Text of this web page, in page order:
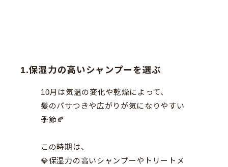
1.保湿力の高いシャンプーを選ぶ
10月は気温の変化や乾燥によって、
髪のパサつきや広がりが気になりやすい
季節🍂
この時期は、
💎保湿力の高いシャンプーやトリートメ